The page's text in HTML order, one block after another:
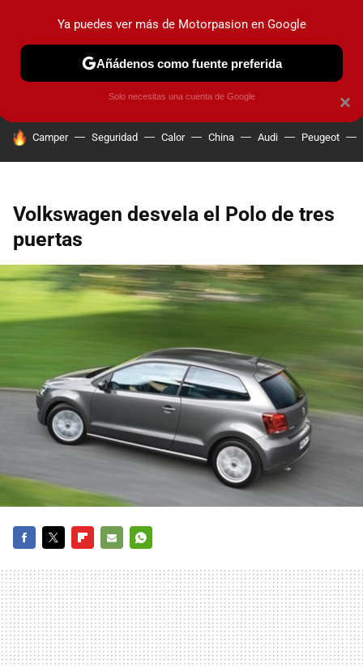
PRUEBAS COCHES ELÉCTRICOS OBSERVATORIO
HOY SE HABLA DE
Camper Seguridad Calor China Audi Peugeot
Volkswagen desvela el Polo de tres
puertas
MAIL
×
Ya puedes ver más de Motorpasion en Google
Añádenos como fuente preferida
Solo necesitas una cuenta de Google